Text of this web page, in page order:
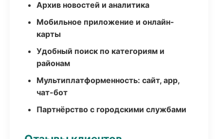
Архив новостей и аналитика
Мобильное приложение и онлайн-
карты
Удобный поиск по категориям и
районам
Мультиплатформенность: сайт, app,
чат-бот
Партнёрство с городскими службами